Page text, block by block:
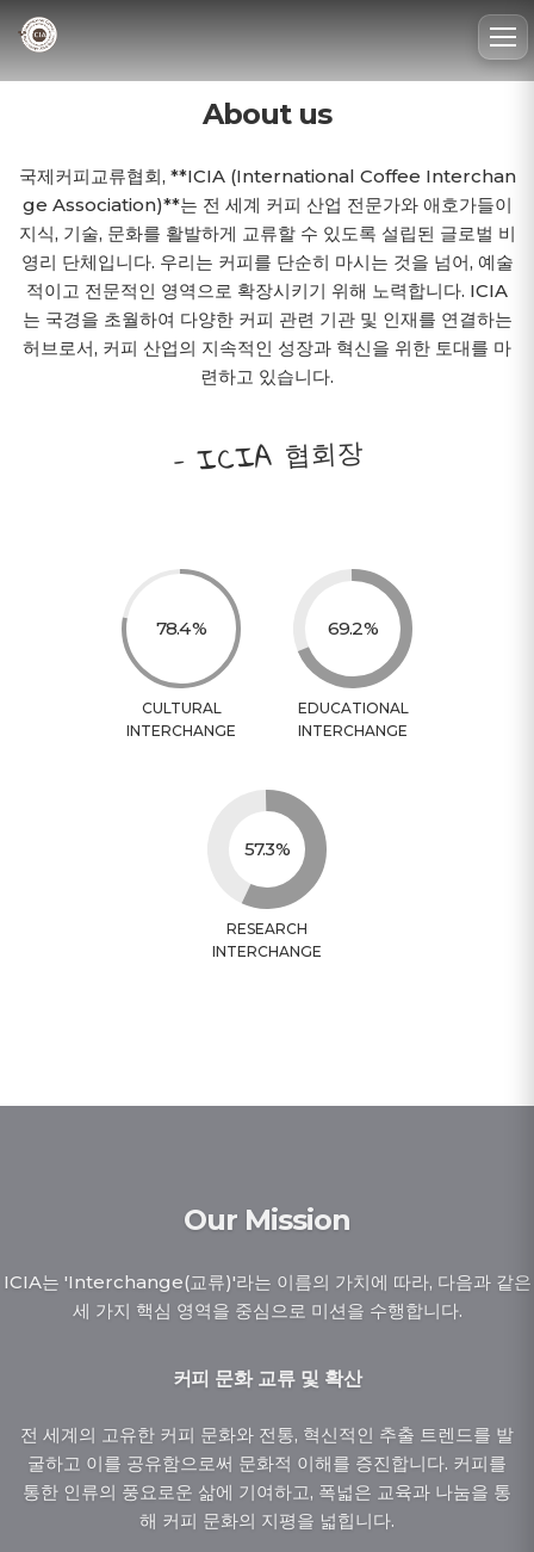
About us
국제커피교류협회, **ICIA (International Coffee Interchan
ge Association)**는 전 세계 커피 산업 전문가와 애호가들이
지식, 기술, 문화를 활발하게 교류할 수 있도록 설립된 글로벌 비
영리 단체입니다. 우리는 커피를 단순히 마시는 것을 넘어, 예술
적이고 전문적인 영역으로 확장시키기 위해 노력합니다. ICIA
는 국경을 초월하여 다양한 커피 관련 기관 및 인재를 연결하는
허브로서, 커피 산업의 지속적인 성장과 혁신을 위한 토대를 마
련하고 있습니다.
- ICIA 협회장
80.3
CULTURAL
INTERCHANGE
70.8
EDUCATIONAL
INTERCHANGE
58.7
RESEARCH
INTERCHANGE
Our Mission
ICIA는 'Interchange(교류)'라는 이름의 가치에 따라, 다음과 같은
세 가지 핵심 영역을 중심으로 미션을 수행합니다.
커피 문화 교류 및 확산
전 세계의 고유한 커피 문화와 전통, 혁신적인 추출 트렌드를 발
굴하고 이를 공유함으로써 문화적 이해를 증진합니다. 커피를
통한 인류의 풍요로운 삶에 기여하고, 폭넓은 교육과 나눔을 통
해 커피 문화의 지평을 넓힙니다.